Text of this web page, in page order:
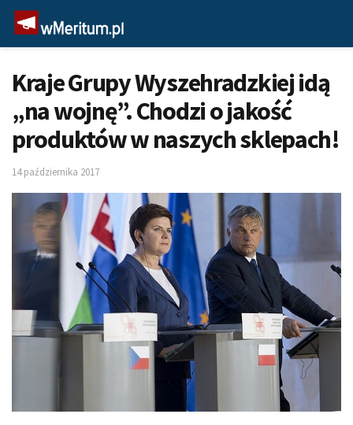
Kraje Grupy Wyszehradzkiej idą
„na wojnę”. Chodzi o jakość
produktów w naszych sklepach!
14 października 2017